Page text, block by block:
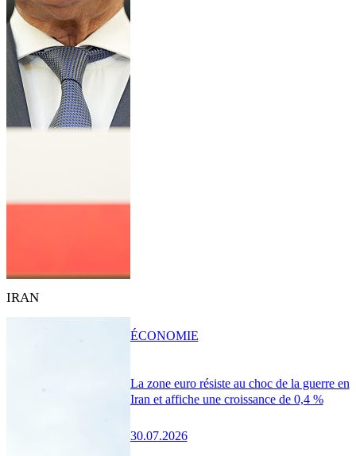
IRAN
La zone euro résiste au choc de la guerre en
Iran et affiche une croissance de 0,4 %
30.07.2026
ÉCONOMIE